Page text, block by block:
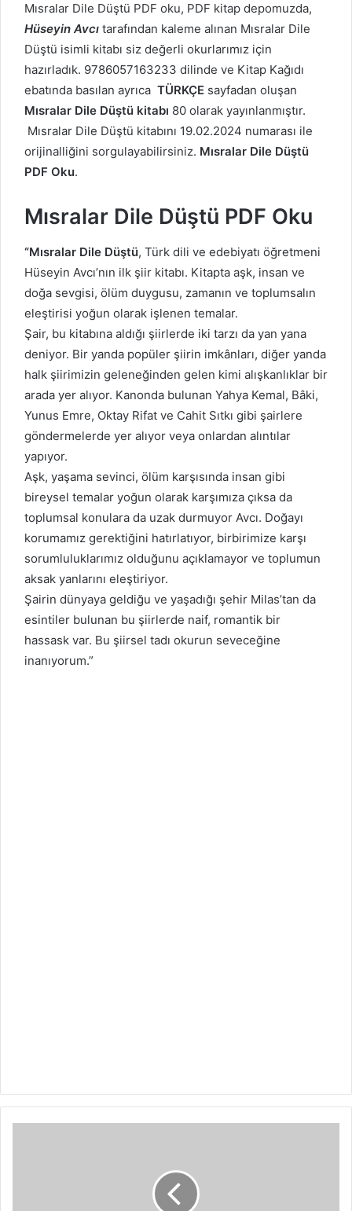
Mısralar Dile Düştü PDF oku, PDF kitap depomuzda,
Hüseyin Avcı tarafından kaleme alınan Mısralar Dile
Düştü isimli kitabı siz değerli okurlarımız için
hazırladık. 9786057163233 dilinde ve Kitap Kağıdı
ebatında basılan ayrıca TÜRKÇE sayfadan oluşan
Mısralar Dile Düştü kitabı 80 olarak yayınlanmıştır.
Mısralar Dile Düştü kitabını 19.02.2024 numarası ile
orijinalliğini sorgulayabilirsiniz. Mısralar Dile Düştü
PDF Oku.
Mısralar Dile Düştü PDF Oku
“Mısralar Dile Düştü, Türk dili ve edebiyatı öğretmeni
Hüseyin Avcı’nın ilk şiir kitabı. Kitapta aşk, insan ve
doğa sevgisi, ölüm duygusu, zamanın ve toplumsalın
eleştirisi yoğun olarak işlenen temalar.
Şair, bu kitabına aldığı şiirlerde iki tarzı da yan yana
deniyor. Bir yanda popüler şiirin imkânları, diğer yanda
halk şiirimizin geleneğinden gelen kimi alışkanlıklar bir
arada yer alıyor. Kanonda bulunan Yahya Kemal, Bâki,
Yunus Emre, Oktay Rifat ve Cahit Sıtkı gibi şairlere
göndermelerde yer alıyor veya onlardan alıntılar
yapıyor.
Aşk, yaşama sevinci, ölüm karşısında insan gibi
bireysel temalar yoğun olarak karşımıza çıksa da
toplumsal konulara da uzak durmuyor Avcı. Doğayı
korumamız gerektiğini hatırlatıyor, birbirimize karşı
sorumluluklarımız olduğunu açıklamayor ve toplumun
aksak yanlarını eleştiriyor.
Şairin dünyaya geldiğu ve yaşadığı şehir Milas’tan da
esintiler bulunan bu şiirlerde naif, romantik bir
hassask var. Bu şiirsel tadı okurun seveceğine
inanıyorum.”